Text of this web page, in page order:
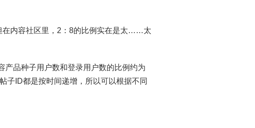
在内容社区里，2：8的比例实在是太……太
产品种子用户数和登录用户数的比例约为
子ID都是按时间递增，所以可以根据不同